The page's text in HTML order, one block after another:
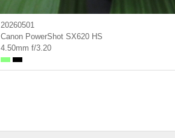
20260501
Canon PowerShot SX620 HS
4.50mm f/3.20